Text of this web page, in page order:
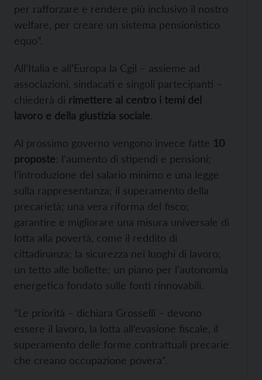
per rafforzare e rendere più inclusivo il nostro
welfare, per creare un sistema pensionistico
equo”.
All’Italia e all’Europa la Cgil – assieme ad
associazioni, sindacati e singoli partecipanti –
chiederà di rimettere al centro i temi del
lavoro e della giustizia sociale.
Al prossimo governo vengono invece fatte 10
proposte: l’aumento di stipendi e pensioni;
l’introduzione del salario minimo e una legge
sulla rappresentanza; il superamento della
precarietà; una vera riforma del fisco;
garantire e migliorare una misura universale di
lotta alla povertà, come il reddito di
cittadinanza; la sicurezza nei luoghi di lavoro;
un tetto alle bollette; un piano per l’autonomia
energetica fondato sulle fonti rinnovabili.
“Le priorità – dichiara Grosselli – devono
essere il lavoro, la lotta all’evasione fiscale, il
superamento delle forme contrattuali precarie
che creano occupazione povera”.